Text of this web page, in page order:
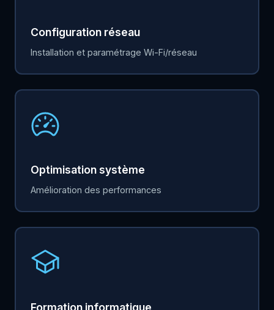
Configuration réseau
Installation et paramétrage Wi-Fi/réseau
Optimisation système
Amélioration des performances
Formation informatique